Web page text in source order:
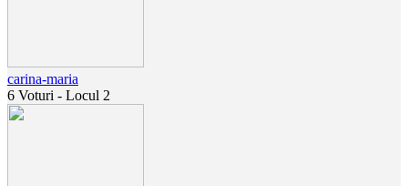
carina-maria
6 Voturi - Locul 2